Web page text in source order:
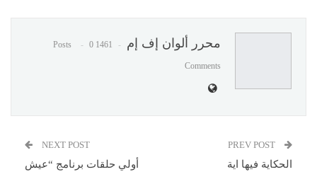
محرر ألوان إف إم 1461 Posts
0
Comments
الحكاية فيها اية
NEXT POST
أولي حلقات برنامج “عيش